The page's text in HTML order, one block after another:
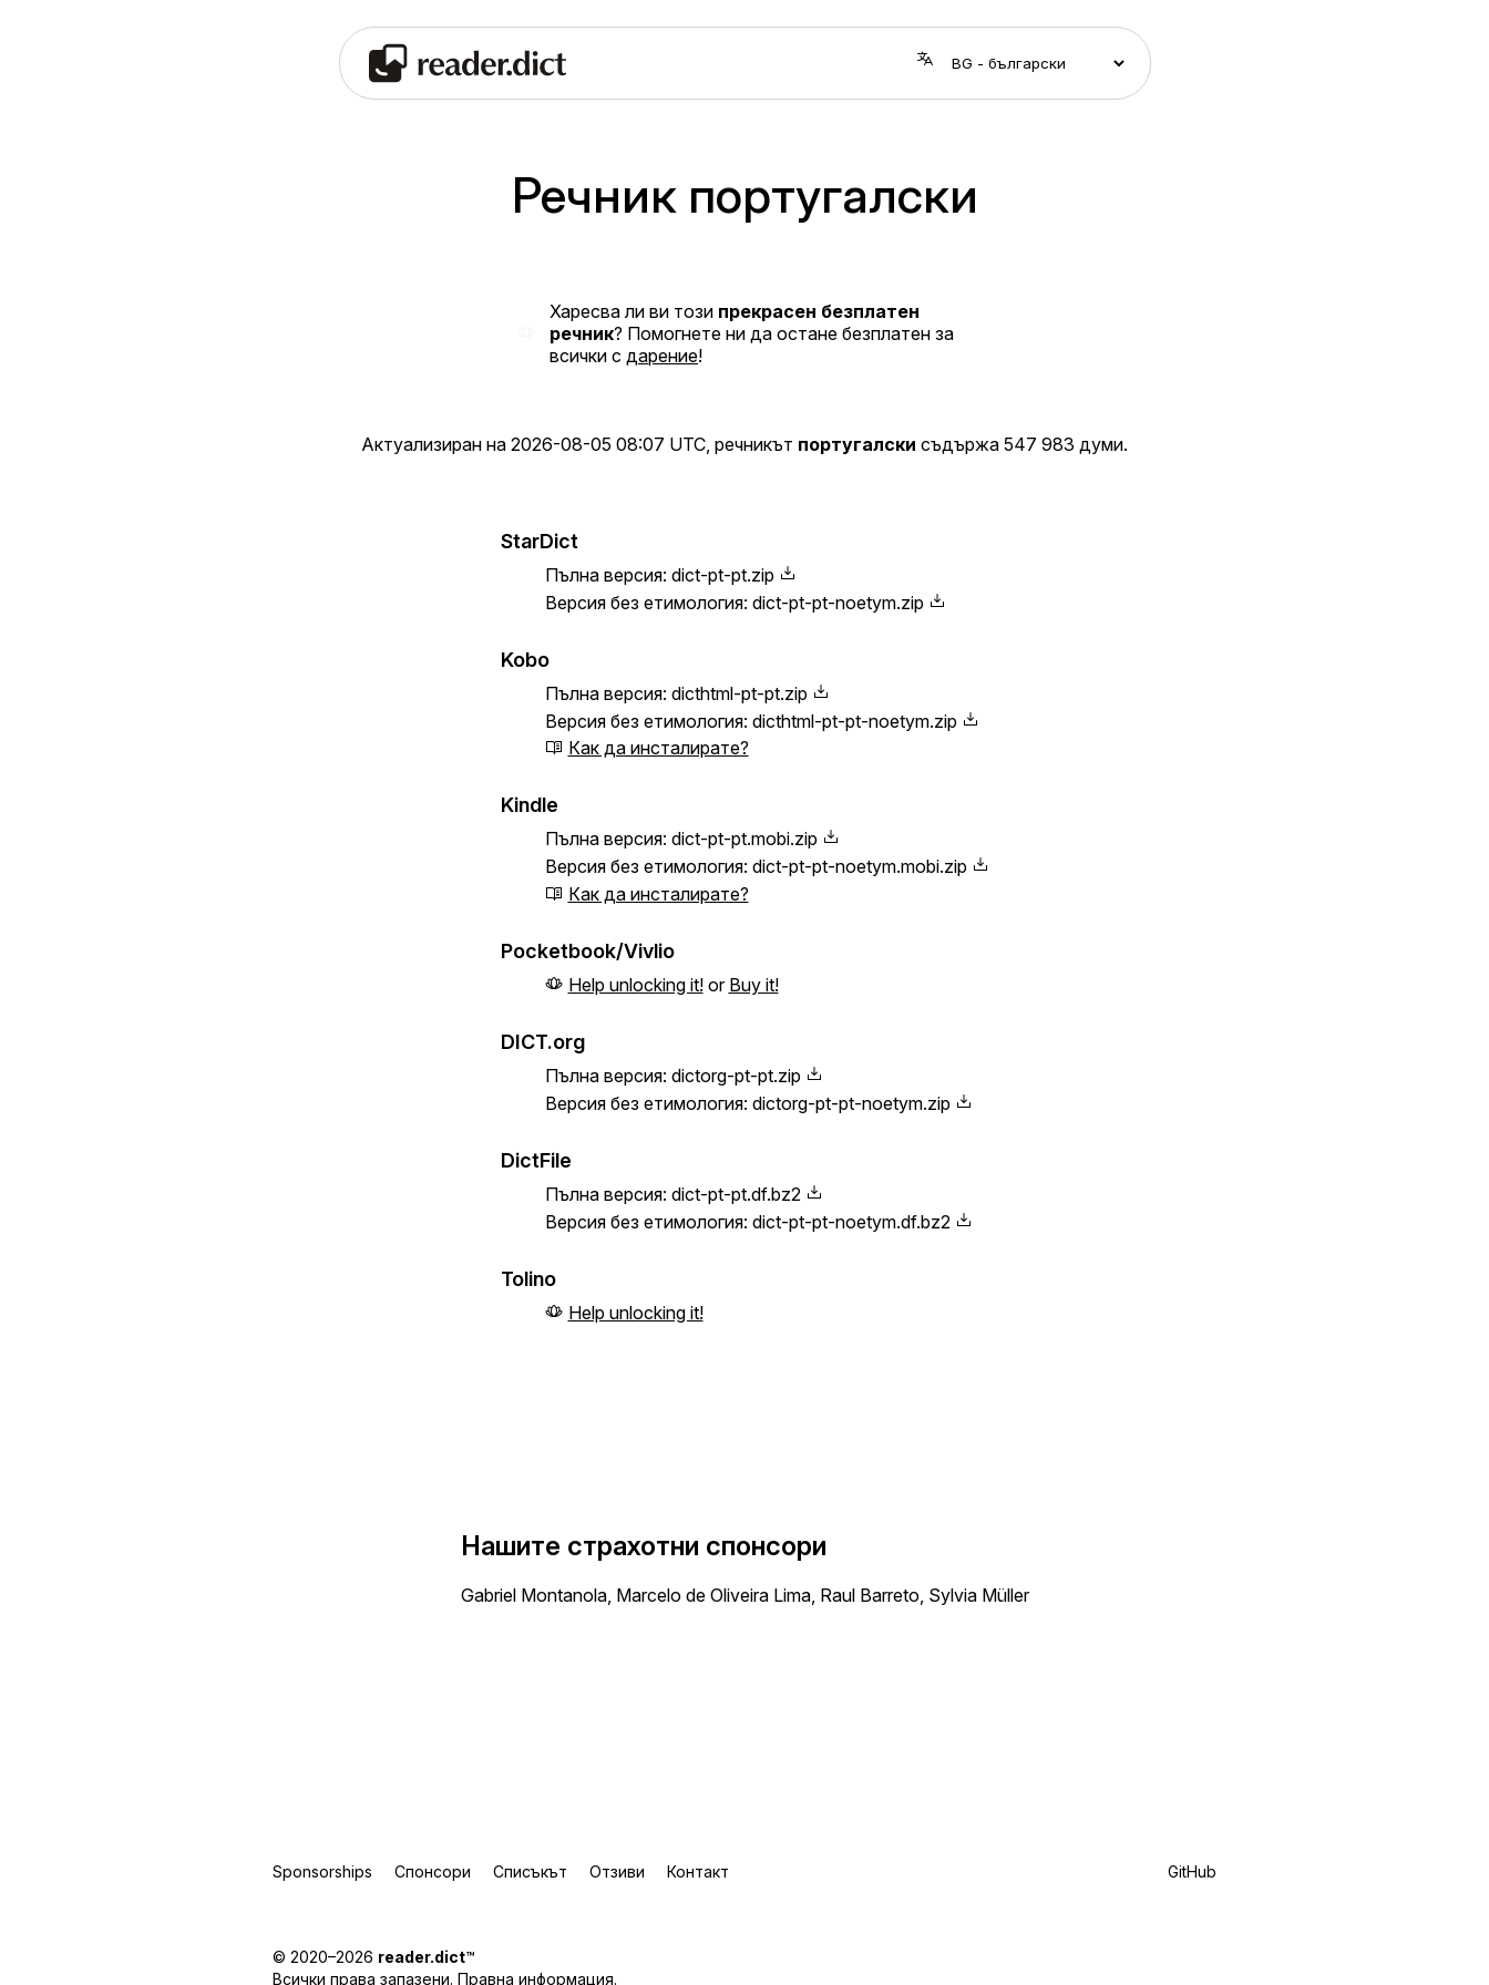
Речник португалски
Харесва ли ви този прекрасен безплатен
речник? Помогнете ни да остане безплатен за
всички с дарение!
Актуализиран на 2026-08-05 08:07 UTC , речникът португалски съдържа 547 983 думи.
StarDict
Пълна версия: dict-pt-pt.zip
Версия без етимология: dict-pt-pt-noetym.zip
Kobo
Пълна версия: dicthtml-pt-pt.zip
Версия без етимология: dicthtml-pt-pt-noetym.zip
Как да инсталирате?
Kindle
Пълна версия: dict-pt-pt.mobi.zip
Версия без етимология: dict-pt-pt-noetym.mobi.zip
Как да инсталирате?
Pocketbook/Vivlio
Help unlocking it!or Buy it!
DICT.org
Пълна версия: dictorg-pt-pt.zip
Версия без етимология: dictorg-pt-pt-noetym.zip
DictFile
Пълна версия: dict-pt-pt.df.bz2
Версия без етимология: dict-pt-pt-noetym.df.bz2
Tolino
Help unlocking it!
Нашите страхотни спонсори
Gabriel Montanola, Marcelo de Oliveira Lima, Raul Barreto, Sylvia Müller
Sponsorships Спонсори Списъкът Отзиви Контакт GitHub
© 2020–2026 reader.dict™
Всички права запазени. Правна информация.